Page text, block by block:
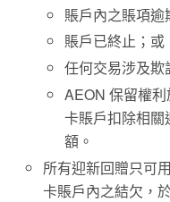
賬戶內之賬項
賬戶已終止；或
任何交易涉及欺
AEON 保留權
卡賬戶扣除相
額。
所有迎新回贈只可
卡賬戶內之結欠，